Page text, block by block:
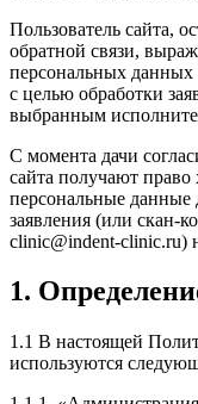
Пользователь сайта,
обратной связи,
персональных данных
с целью обработки
выбранным
С момента дачи
сайта получают
персональные данные
заявления (или скан-
clinic@indent-clinic.ru)
1.
1.1 В настоящей
используются